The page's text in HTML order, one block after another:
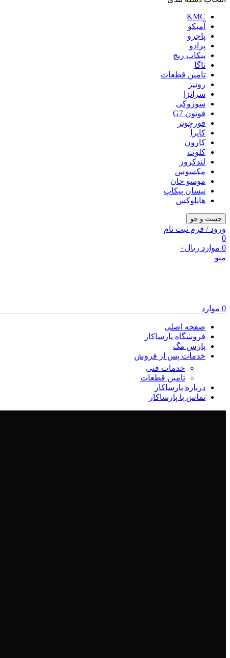
KMC
آمیکو
پاجرو
پرادو
پیکاپ ریچ
تاگا
تامین قطعات
رونیز
سرانزا
سوزوکی
فوتون G7
فورچونر
کاپرا
کارون
کلوت
لندکروز
مکسوس
موسو خان
نیسان پیکاپ
هایلوکس
جست و جو
ورود / فرم ثبت نام
0
0 موارد ریال ۰
منو
0 موارد
صفحه اصلی
فروشگاه پارساکار
پارس مگ
خدمات پس از فروش
خدمات فنی
تامین قطعات
درباره پارساکار
تماس با پارساکار